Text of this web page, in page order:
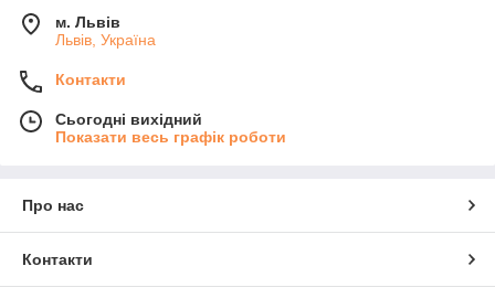
м. Львів
Львів, Україна
Контакти
Сьогодні вихідний
Показати весь графік роботи
Про нас
Контакти